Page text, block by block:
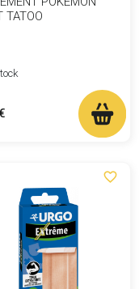
TATOO
favorite_border